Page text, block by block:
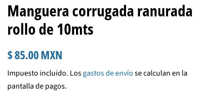
Manguera corrugada ranurada
rollo de 10mts
Precio
$ 85.00 MXN
venta
Impuesto incluido. Losgastos de envíose calculan en la
pantalla de pagos.